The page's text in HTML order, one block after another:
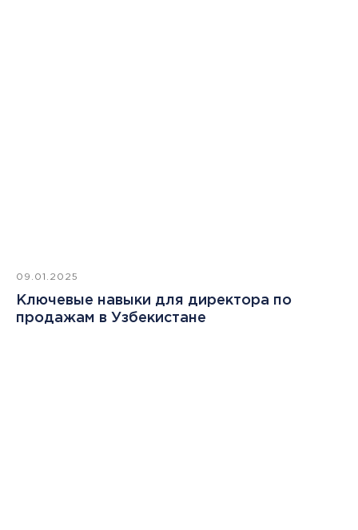
09.01.2025
Ключевые навыки для директора по
продажам в Узбекистане